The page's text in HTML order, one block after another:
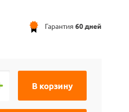
Гарантия 60 дней
В корзину